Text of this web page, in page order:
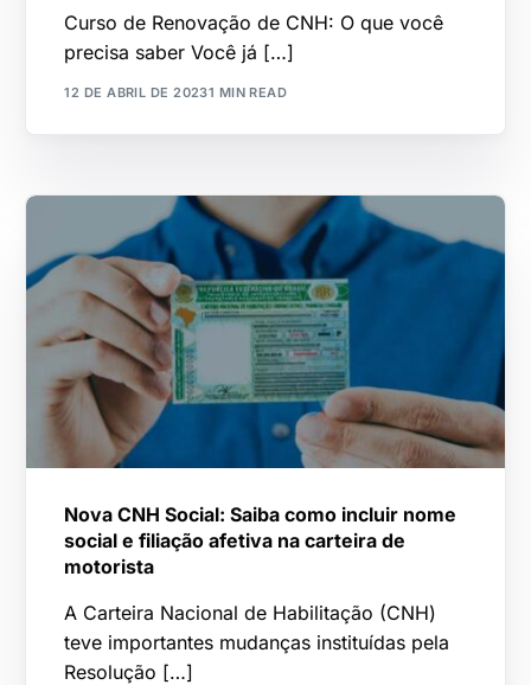
Curso de Renovação de CNH: O que você
precisa saber Você já […]
12 DE ABRIL DE 20231 MIN READ
Nova CNH Social: Saiba como incluir nome
social e filiação afetiva na carteira de
motorista
A Carteira Nacional de Habilitação (CNH)
teve importantes mudanças instituídas pela
Resolução […]